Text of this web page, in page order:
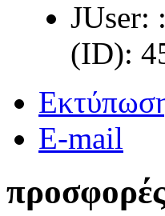
JUser:
(ID):
E-mail